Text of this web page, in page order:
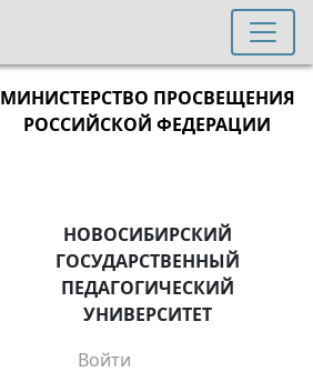
МИНИСТЕРСТВО ПРОСВЕЩЕНИЯ
РОССИЙСКОЙ ФЕДЕРАЦИИ
НОВОСИБИРСКИЙ
ГОСУДАРСТВЕННЫЙ
ПЕДАГОГИЧЕСКИЙ
УНИВЕРСИТЕТ
Войти